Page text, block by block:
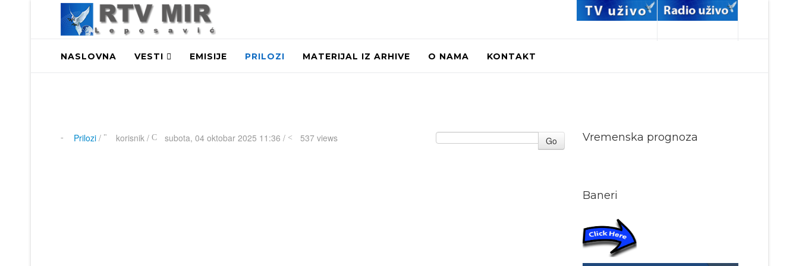
NASLOVNA VESTI EMISIJE PRILOZI MATERIJAL IZ ARHIVE O NAMA KONTAKT
Prilozi/ korisnik / subota, 04 oktobar 2025 11:36 / 537 views Go Vremenska prognoza
Baneri